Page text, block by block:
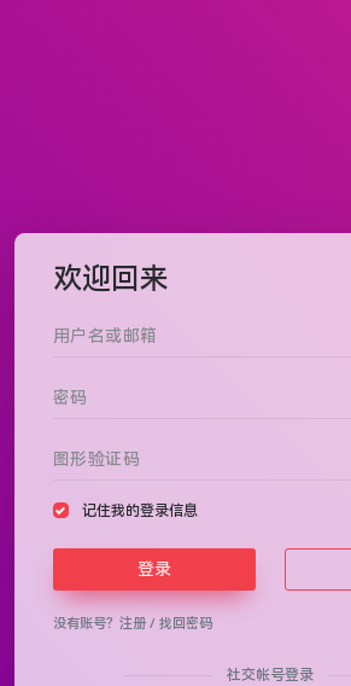
欢迎回来
记住我的登录信息
登录
没有账号？ 注册 / 找回密码
社交帐号登录